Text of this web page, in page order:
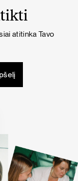
atitinka Tavo